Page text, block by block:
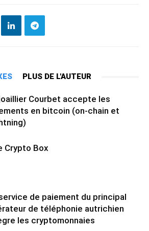
PLUS DE L'AUTEUR
Courbet accepte les
en bitcoin (on-chain et
Crypto Box
de paiement du principal
de téléphonie autrichien
les cryptomonnaies